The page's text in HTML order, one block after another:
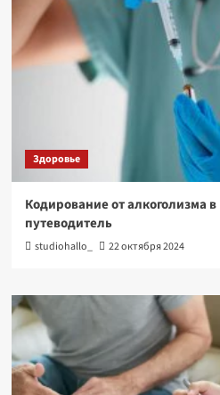
Здоровье
Кодирование от алкоголизма
путеводитель
studiohallo_ 22 октября 2024